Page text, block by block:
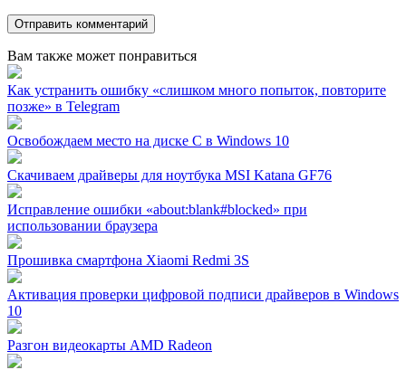
Вам также может понравиться
Как устранить ошибку «слишком много попыток, повторите
позже» в Telegram
Освобождаем место на диске C в Windows 10
Скачиваем драйверы для ноутбука MSI Katana GF76
Исправление ошибки «about:blank#blocked» при
использовании браузера
Прошивка смартфона Xiaomi Redmi 3S
Активация проверки цифровой подписи драйверов в Windows
10
Разгон видеокарты AMD Radeon